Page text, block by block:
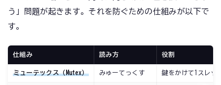
う」問題が起きます。それを防ぐための仕組みが以下で
す。
仕組み 読み方 役割
ミューテックス（Mutex） みゅーてっくす 鍵をかけて1スレッ